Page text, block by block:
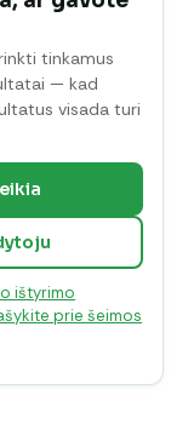
tinkamus
— kad
visada turi
ištyrimo
prie šeimos